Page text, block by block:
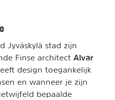
Jyväskylä stad zijn
Finse architect Alvar
design toegankelijk
en wanneer je zijn
bepaalde